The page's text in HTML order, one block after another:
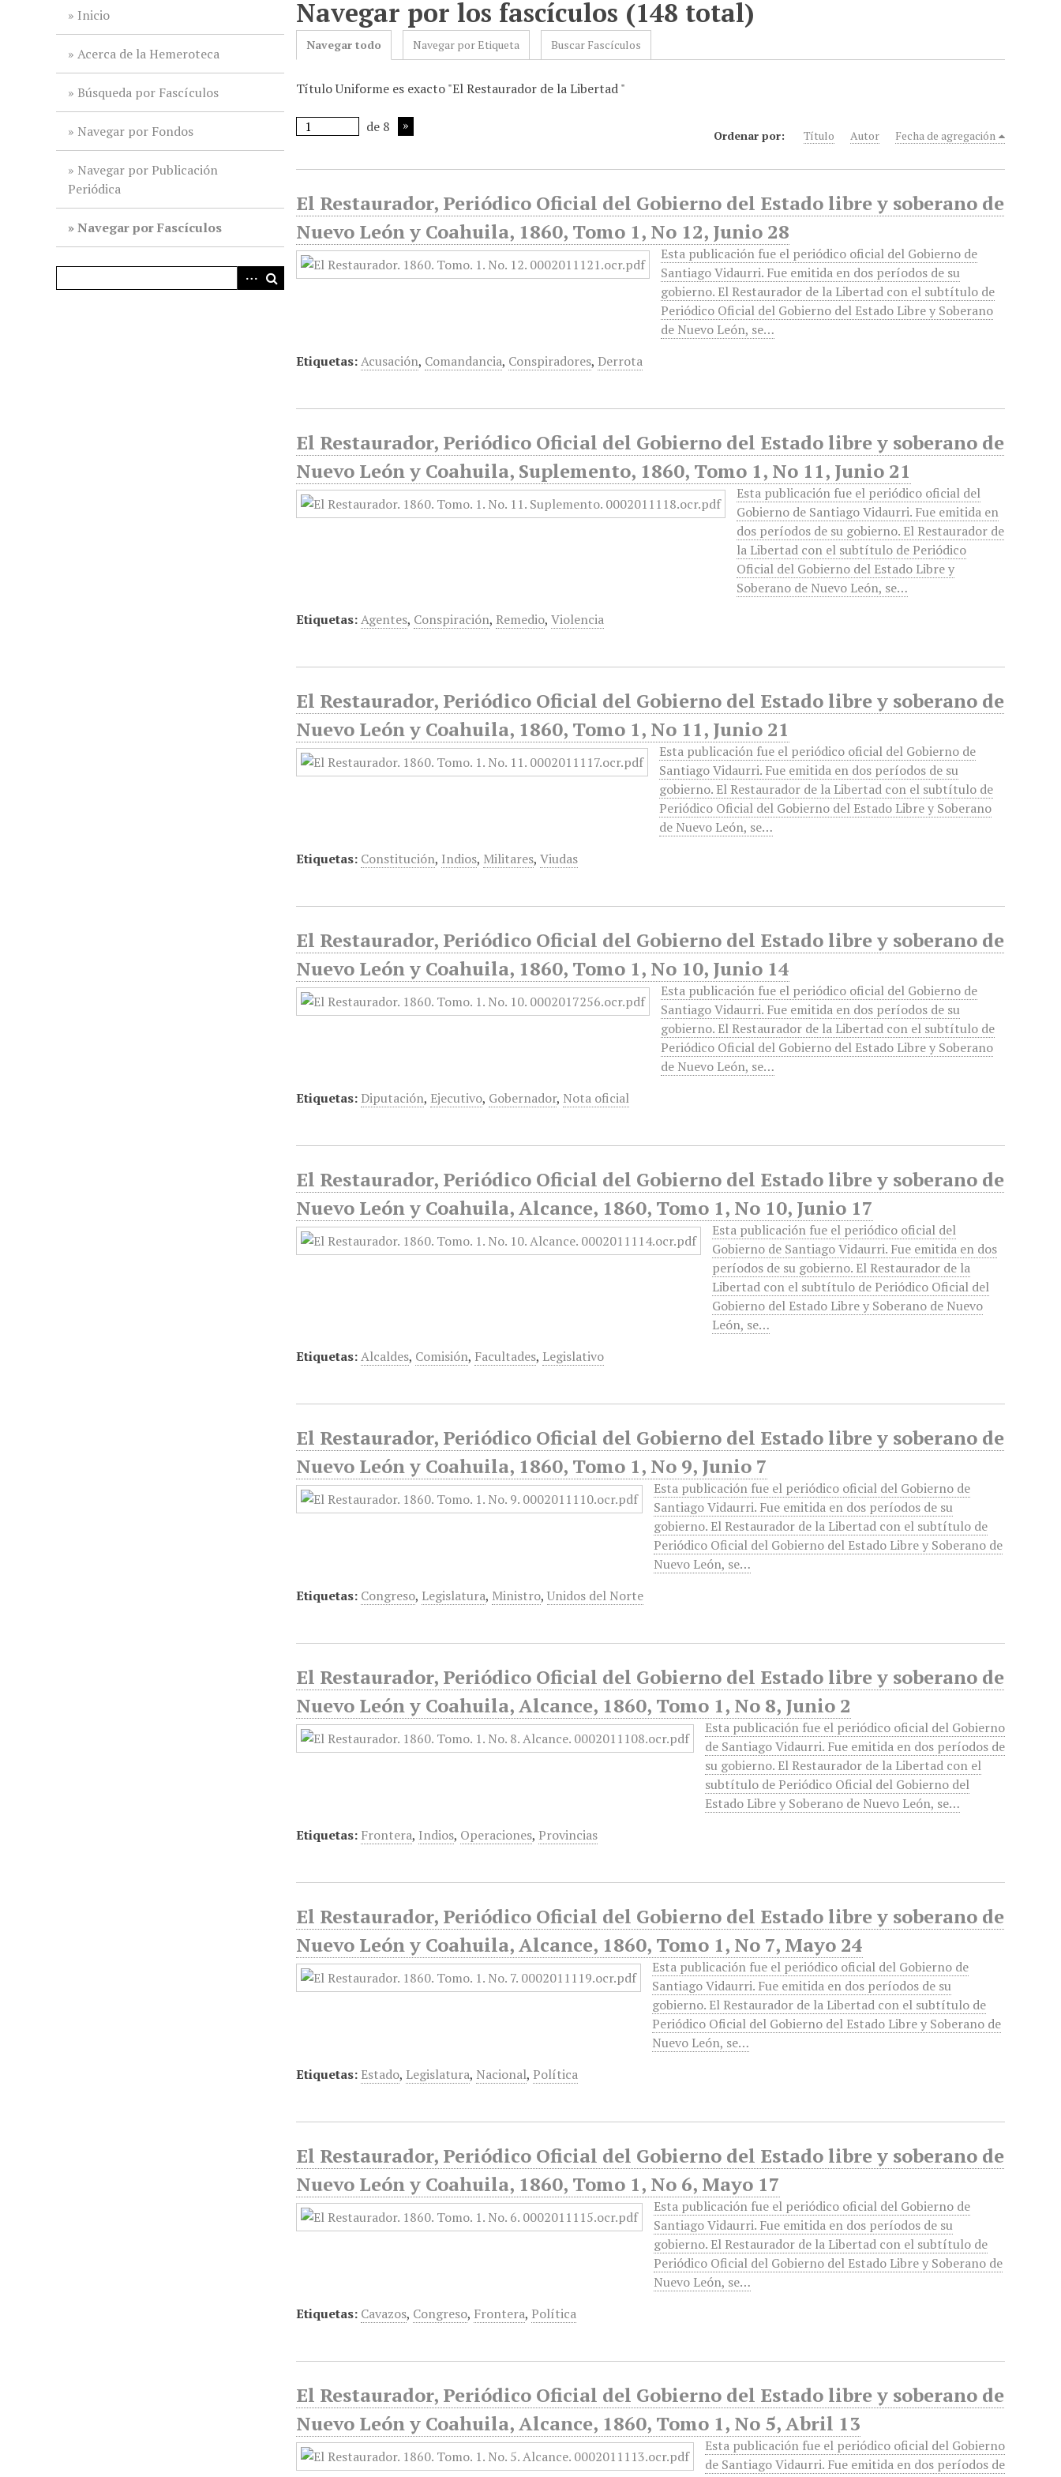
Inicio
Acerca de la Hemeroteca
Búsqueda por Fascículos
Navegar por Fondos
Navegar por Publicación
Periódica
Navegar por Fascículos
Navegar por los fascículos (148 total)
Navegar todo Navegar por Etiqueta Buscar Fascículos
Título Uniforme es exacto "El Restaurador de la Libertad "
de 8
Ordenar por: Título Autor Fecha de agregación
El Restaurador, Periódico Oficial del Gobierno del Estado libre y soberano de
Nuevo León y Coahuila, 1860, Tomo 1, No 12, Junio 28
Esta publicación fue el periódico oficial del Gobierno de
Santiago Vidaurri. Fue emitida en dos períodos de su
gobierno. El Restaurador de la Libertad con el subtítulo de
Periódico Oficial del Gobierno del Estado Libre y Soberano
de Nuevo León, se…
Etiquetas:Acusación, Comandancia, Conspiradores, Derrota
El Restaurador, Periódico Oficial del Gobierno del Estado libre y soberano de
Nuevo León y Coahuila, Suplemento, 1860, Tomo 1, No 11, Junio 21
Esta publicación fue el periódico oficial del
Gobierno de Santiago Vidaurri. Fue emitida en
dos períodos de su gobierno. El Restaurador de
la Libertad con el subtítulo de Periódico
Oficial del Gobierno del Estado Libre y
Soberano de Nuevo León, se…
Etiquetas:Agentes, Conspiración, Remedio,Violencia
El Restaurador, Periódico Oficial del Gobierno del Estado libre y soberano de
Nuevo León y Coahuila, 1860, Tomo 1, No 11, Junio 21
Esta publicación fue el periódico oficial del Gobierno de
Santiago Vidaurri. Fue emitida en dos períodos de su
gobierno. El Restaurador de la Libertad con el subtítulo de
Periódico Oficial del Gobierno del Estado Libre y Soberano
de Nuevo León, se…
Etiquetas: Constitución, Indios, Militares,Viudas
El Restaurador, Periódico Oficial del Gobierno del Estado libre y soberano de
Nuevo León y Coahuila, 1860, Tomo 1, No 10, Junio 14
Esta publicación fue el periódico oficial del Gobierno de
Santiago Vidaurri. Fue emitida en dos períodos de su
gobierno. El Restaurador de la Libertad con el subtítulo de
Periódico Oficial del Gobierno del Estado Libre y Soberano
de Nuevo León, se…
Etiquetas: Diputación, Ejecutivo, Gobernador, Nota oficial
El Restaurador, Periódico Oficial del Gobierno del Estado libre y soberano de
Nuevo León y Coahuila, Alcance, 1860, Tomo 1, No 10, Junio 17
Esta publicación fue el periódico oficial del
Gobierno de Santiago Vidaurri. Fue emitida en dos
períodos de su gobierno. El Restaurador de la
Libertad con el subtítulo de Periódico Oficial del
Gobierno del Estado Libre y Soberano de Nuevo
León, se…
Etiquetas:Alcaldes, Comisión, Facultades, Legislativo
El Restaurador, Periódico Oficial del Gobierno del Estado libre y soberano de
Nuevo León y Coahuila, 1860, Tomo 1, No 9, Junio 7
Esta publicación fue el periódico oficial del Gobierno de
Santiago Vidaurri. Fue emitida en dos períodos de su
gobierno. El Restaurador de la Libertad con el subtítulo de
Periódico Oficial del Gobierno del Estado Libre y Soberano de
Nuevo León, se…
Etiquetas: Congreso, Legislatura, Ministro,Unidos del Norte
El Restaurador, Periódico Oficial del Gobierno del Estado libre y soberano de
Nuevo León y Coahuila, Alcance, 1860, Tomo 1, No 8, Junio 2
Esta publicación fue el periódico oficial del Gobierno
de Santiago Vidaurri. Fue emitida en dos períodos de
su gobierno. El Restaurador de la Libertad con el
subtítulo de Periódico Oficial del Gobierno del
Estado Libre y Soberano de Nuevo León, se…
Etiquetas: Frontera, Indios, Operaciones, Provincias
El Restaurador, Periódico Oficial del Gobierno del Estado libre y soberano de
Nuevo León y Coahuila, Alcance, 1860, Tomo 1, No 7, Mayo 24
Esta publicación fue el periódico oficial del Gobierno de
Santiago Vidaurri. Fue emitida en dos períodos de su
gobierno. El Restaurador de la Libertad con el subtítulo de
Periódico Oficial del Gobierno del Estado Libre y Soberano de
Nuevo León, se…
Etiquetas: Estado, Legislatura, Nacional, Política
El Restaurador, Periódico Oficial del Gobierno del Estado libre y soberano de
Nuevo León y Coahuila, 1860, Tomo 1, No 6, Mayo 17
Esta publicación fue el periódico oficial del Gobierno de
Santiago Vidaurri. Fue emitida en dos períodos de su
gobierno. El Restaurador de la Libertad con el subtítulo de
Periódico Oficial del Gobierno del Estado Libre y Soberano de
Nuevo León, se…
Etiquetas: Cavazos, Congreso, Frontera, Política
El Restaurador, Periódico Oficial del Gobierno del Estado libre y soberano de
Nuevo León y Coahuila, Alcance, 1860, Tomo 1, No 5, Abril 13
Esta publicación fue el periódico oficial del Gobierno
de Santiago Vidaurri. Fue emitida en dos períodos de